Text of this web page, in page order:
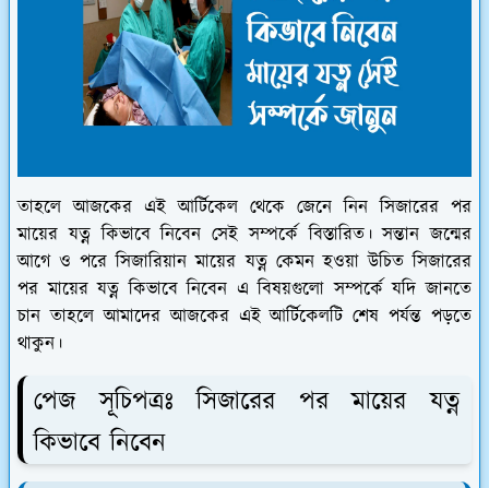
তাহলে আজকের এই আর্টিকেল থেকে জেনে নিন সিজারের পর
মায়ের যত্ন কিভাবে নিবেন সেই সম্পর্কে বিস্তারিত। সন্তান জন্মের
আগে ও পরে সিজারিয়ান মায়ের যত্ন কেমন হওয়া উচিত সিজারের
পর মায়ের যত্ন কিভাবে নিবেন এ বিষয়গুলো সম্পর্কে যদি জানতে
চান তাহলে আমাদের আজকের এই আর্টিকেলটি শেষ পর্যন্ত পড়তে
থাকুন।
পেজ সূচিপত্রঃ সিজারের পর মায়ের যত্ন
কিভাবে নিবেন